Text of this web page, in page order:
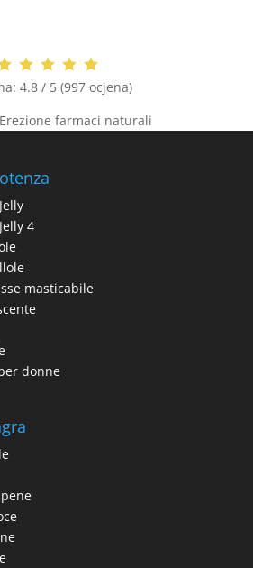
4.8 / 5 (997 ocjena)
Erezione farmaci naturali
4
masticabile
per donne